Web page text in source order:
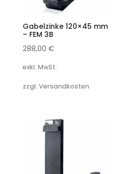
Gabelzinke 120×45 mm
– FEM 3B
288,00€
exkl. MwSt.
zzgl. Versandkosten